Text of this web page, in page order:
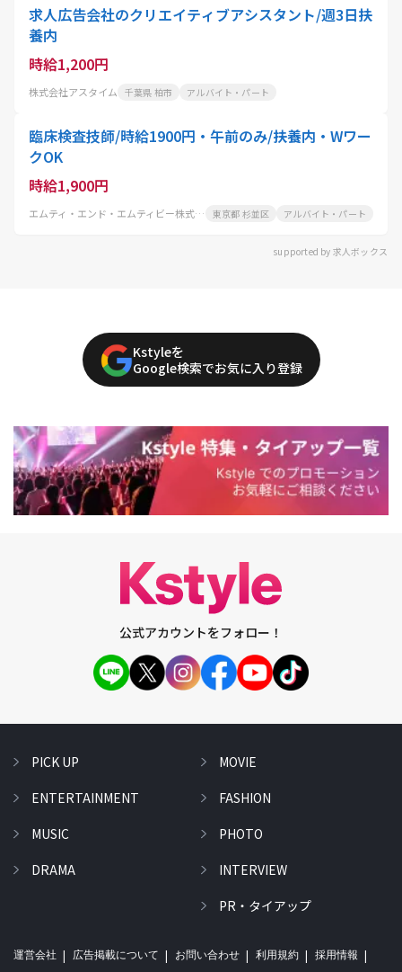
求人広告会社のクリエイティブアシスタント/週3日扶
養内
時給1,200円
株式会社アスタイム 千葉県 柏市 アルバイト・パート
臨床検査技師/時給1900円・午前のみ/扶養内・Wワー
クOK
時給1,900円
エムティ・エンド・エムティビー株式会社 東京都 杉並区 アルバイト・パート
supported by 求人ボックス
Kstyleを
Google検索でお気に入り登録
公式アカウントをフォロー！
PICK UP
ENTERTAINMENT
MUSIC
DRAMA
MOVIE
FASHION
PHOTO
INTERVIEW
PR・タイアップ
運営会社 広告掲載について お問い合わせ 利用規約 採用情報